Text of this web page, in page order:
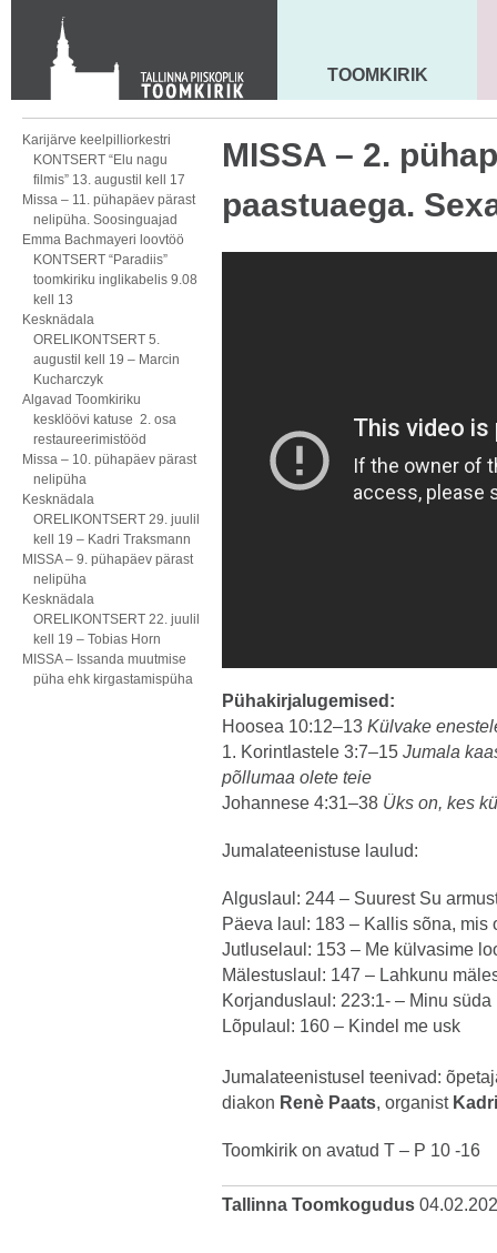
KONTAKT
Toom-Kooli 6, 10130 TALLINN
tallinna.toom@eelk.ee
MAARJA KIRIK
TOOMKIRIK
Karijärve keelpilliorkestri
KONTSERT “Elu nagu
filmis” 13. augustil kell 17
Missa – 11. pühapäev pärast
nelipüha. Soosinguajad
Emma Bachmayeri loovtöö
KONTSERT “Paradiis”
toomkiriku inglikabelis 9.08
kell 13
Kesknädala
ORELIKONTSERT 5.
augustil kell 19 – Marcin
Kucharczyk
Algavad Toomkiriku
kesklöövi katuse 2. osa
restaureerimistööd
Missa – 10. pühapäev pärast
nelipüha
Kesknädala
ORELIKONTSERT 29. juulil
kell 19 – Kadri Traksmann
MISSA – 9. pühapäev pärast
nelipüha
Kesknädala
ORELIKONTSERT 22. juulil
kell 19 – Tobias Horn
MISSA – Issanda muutmise
püha ehk kirgastamispüha
MISSA – 2.
paastuaega.
Pühakirjalugemised:
Hoosea 10:12–13 Külvake
1. Korintlastele 3:7–15 Jumala
põllumaa olete teie
Johannese 4:31–38 Üks on, kes
Jumalateenistuse laulud:
Alguslaul: 244 – Suurest Su
Päeva laul: 183 – Kallis sõna, mis
Jutluselaul: 153 – Me külvasime
Mälestuslaul: 147 – Lahkunu
Korjanduslaul: 223:1- – Minu süda
Lõpulaul: 160 – Kindel me usk
Jumalateenistusel teenivad:
diakon Renè Paats, organist
Toomkirik on avatud T – P 10 -16
Tallinna Toomkogudus